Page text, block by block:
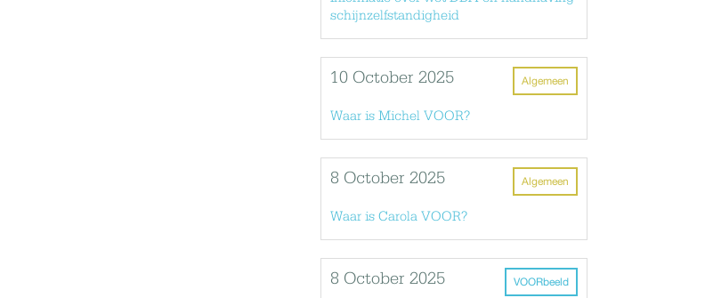
schijnzelfstandigheid
Algemeen
10 October 2025
Waar is Michel VOOR?
Algemeen
8 October 2025
Waar is Carola VOOR?
VOORbeeld
8 October 2025